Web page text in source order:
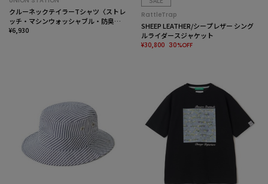
クルーネックテイラーTシャツ〈ストレ
ッチ・マシンウォッシャブル・防臭・
接触冷感〉
¥6,930
RattleTrap
SHEEP LEATHER/シープレザー シング
ルライダースジャケット
¥30,800 30%OFF